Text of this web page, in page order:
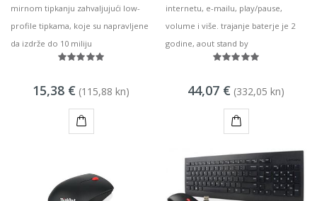
mirnom tipkanju zahvaljujući low-
profile tipkama, koje su napravljene
da izdrže do 10 miliju
15,38 € (115,88 kn)
internetu, e-mailu, play/pause,
volume i više. trajanje baterje je 2
godine, aout stand by
44,07 € (332,05 kn)
PC AIO LN 5 24IAH7, F0GR009LSC
kn
1.093,85 kn